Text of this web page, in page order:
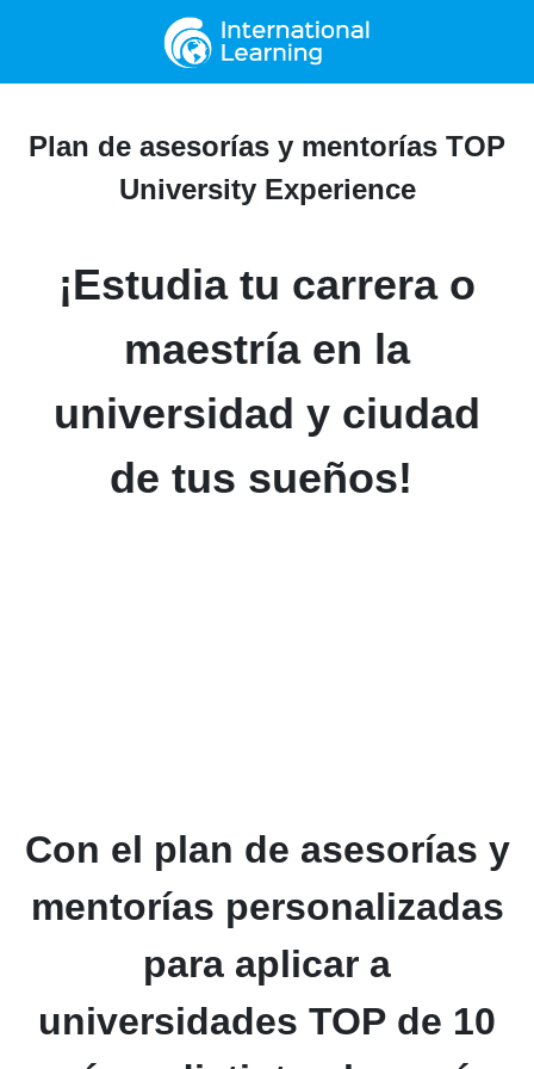
Plan de asesorías y mentorías
TOP University Experience
¡Estudia tu carrera o
maestría en la
universidad y ciudad
de tus sueños!
Con el plan de asesorías
y mentorías
personalizadas para
aplicar auniversidades